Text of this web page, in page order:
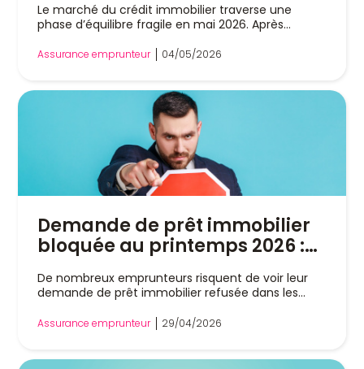
Le marché du crédit immobilier traverse une
phase d’équilibre fragile en mai 2026. Après
Assurance emprunteur 04/05/2026
Demande de prêt immobilier
bloquée au printemps 2026 :
déléguez l’assurance
emprunteur
De nombreux emprunteurs risquent de voir leur
demande de prêt immobilier refusée dans les...
Assurance emprunteur 29/04/2026